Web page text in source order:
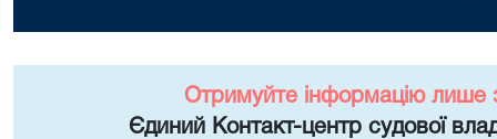
Отримуйте інформацію лише
Єдиний Контакт-центр судової